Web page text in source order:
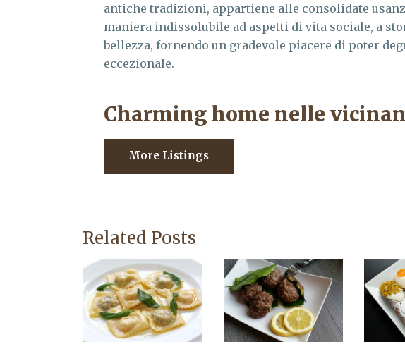
antiche tradizioni, appartiene alle consolidate
maniera indissolubile ad aspetti di vita sociale, a
bellezza, fornendo un gradevole piacere di poter
eccezionale.
Charming home nelle
More Listings
Related Posts